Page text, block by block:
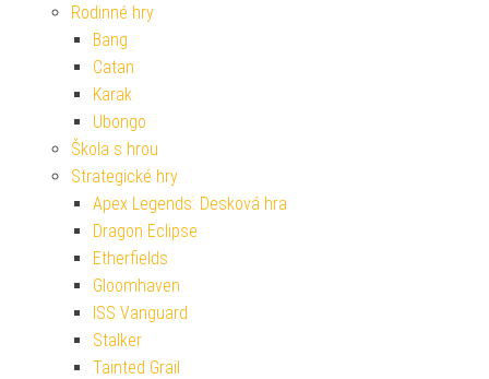
Rodinné hry
Bang
Catan
Karak
Ubongo
Škola s hrou
Strategické hry
Apex Legends: Desková hra
Dragon Eclipse
Etherfields
Gloomhaven
ISS Vanguard
Stalker
Tainted Grail